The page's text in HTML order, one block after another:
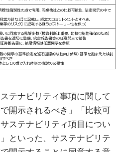
テナビリティ事項に関して
開示されるべき」「比較可
ステナビリティ項目につい
といった、サステナビリテ